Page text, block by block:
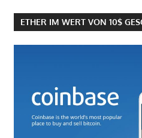
ETHER IM WERT VON 10$